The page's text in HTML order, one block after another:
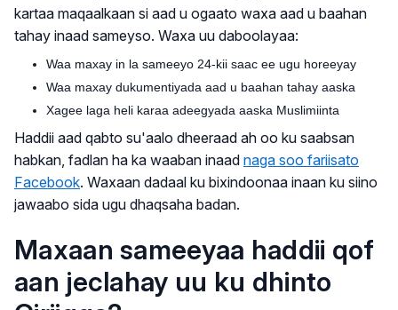
kartaa maqaalkaan si aad u ogaato waxa aad u baahan
tahay inaad sameyso. Waxa uu daboolayaa:
Waa maxay in la sameeyo 24-kii saac ee ugu horeeyay
Waa maxay dukumentiyada aad u baahan tahay aaska
Xagee laga heli karaa adeegyada aaska Muslimiinta
Haddii aad qabto su'aalo dheeraad ah oo ku saabsan
habkan, fadlan ha ka waaban inaad naga soo fariisato
Facebook. Waxaan dadaal ku bixindoonaa inaan ku siino
jawaabo sida ugu dhaqsaha badan.
Maxaan sameeyaa haddii qof
aan jeclahay uu ku dhinto